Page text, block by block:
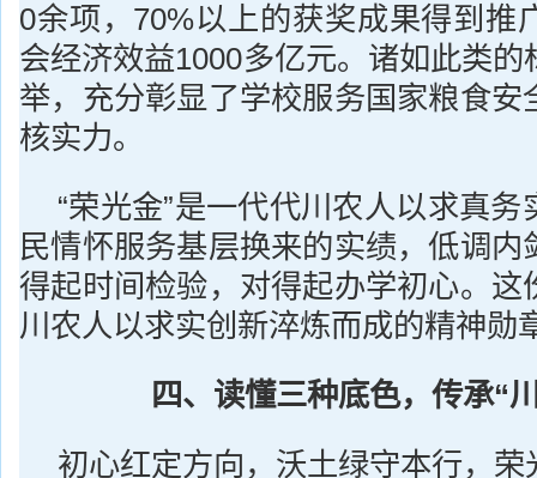
0余项，70%以上的获奖成果得到推
会经济效益1000多亿元。诸如此类
举，充分彰显了学校服务国家粮食安
核实力。
“荣光金”是一代代川农人以求真
民情怀服务基层换来的实绩，低调内
得起时间检验，对得起办学初心。这
川农人以求实创新淬炼而成的精神勋
四、读懂三种底色，传承“
初心红定方向，沃土绿守本行，